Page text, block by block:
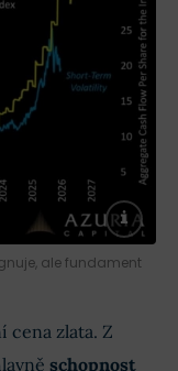
ale fundament
cena zlata. Z
schopnost